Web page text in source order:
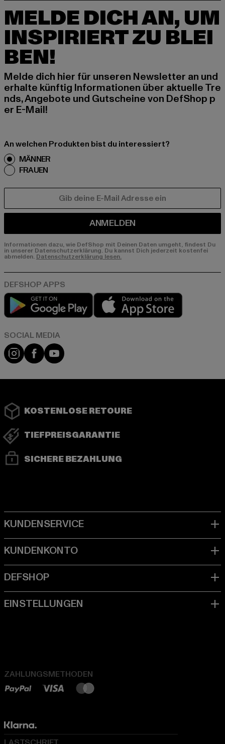
MELDE DICH AN, UM
INSPIRIERT ZU BLEI
BEN!
Melde dich hier für unseren Newsletter an und
erhalte künftig Informationen über aktuelle Tre
nds, Angebote und Gutscheine von DefShop p
er E-Mail!
An welchen Produkten bist du interessiert?
MÄNNER
FRAUEN
ANMELDEN
Informationen dazu, wie DefShop mit Deinen Daten umgeht, findest Du
in unserer Datenschutzerklärung. Du kannst Dich jederzeit kostenfei
abmelden. Datenschutzerklärung lesen.
Play market
Instagram
FacebookYouTube
KOSTENLOSE RETOURE
TIEFPREISGARANTIE
SICHERE BEZAHLUNG
ZAHLUNGSMETHODEN